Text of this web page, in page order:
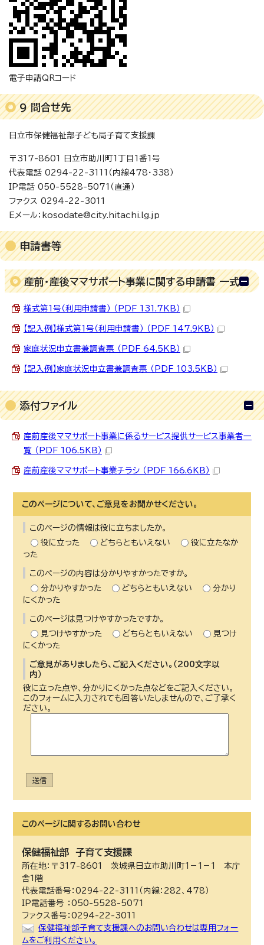
電子申請QRコード
9 問合せ先
日立市保健福祉部子ども局子育て支援課
〒317-8601 日立市助川町1丁目1番1号
代表電話 0294-22-3111（内線478・338）
IP電話 050-5528-5071（直通）
ファクス 0294-22-3011
Eメール：kosodate@city.hitachi.lg.jp
申請書等
産前・産後ママサポート事業に関する申請書 一式
様式第1号（利用申請書） （PDF 131.7KB）
【記入例】様式第1号（利用申請書） （PDF 147.9KB）
家庭状況申立書兼調査票 （PDF 64.5KB）
【記入例】家庭状況申立書兼調査票 （PDF 103.5KB）
添付ファイル
産前産後ママサポート事業に係るサービス提供サービス事業者一
覧 （PDF 106.5KB）
産前産後ママサポート事業チラシ （PDF 166.6KB）
このページについて、ご意見をお聞かせください。
このページの情報は役に立ちましたか。
役に立った
どちらともいえない
役に立たなか
った
このページの内容は分かりやすかったですか。
分かりやすかった
どちらともいえない
分かり
にくかった
このページは見つけやすかったですか。
見つけやすかった
どちらともいえない
見つけ
にくかった
ご意見がありましたら、ご記入ください。（200文字以
内）
役に立った点や、分かりにくかった点などをご記入ください。
このフォームに入力されても回答いたしませんので、ご了承く
ださい。
送信
このページに関するお問い合わせ
保健福祉部子育て支援課
所在地：〒317-8601 茨城県日立市助川町1－1－1 本庁
舎1階
代表電話番号：0294-22-3111（内線：282、478）
IP電話番号 ：050-5528-5071
ファクス番号：0294-22-3011
保健福祉部子育て支援課へのお問い合わせは専用フォー
ムをご利用ください。